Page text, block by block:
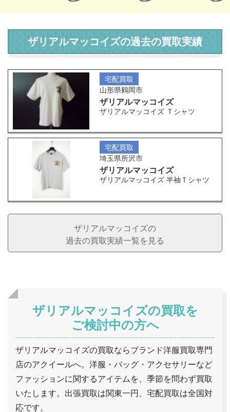
ザリアルマッコイズの過去の買取実績
宅配買取
山形県鶴岡市
ザリアルマッコイズ
ザリアルマッコイズ Ｔシャツ
宅配買取
埼玉県所沢市
ザリアルマッコイズ
ザリアルマッコイズ 半袖Ｔシャツ
ザリアルマッコイズの
過去の買取実績一覧を見る
ザリアルマッコイズの買取を
ご検討中の方へ
ザリアルマッコイズの買取ならブランド洋服買取専門
店のアクイールへ。洋服・バッグ・アクセサリーなど
ファッションに関するアイテムを、季節を問わず買取
いたします。出張買取は関東一円、宅配買取は全国対
応です。